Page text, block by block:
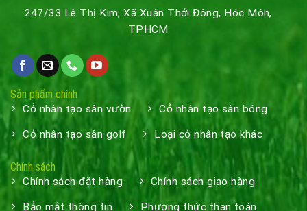
247/33 Lê Thị Kim, Xã Xuân Thới Đông, Hóc Môn,
TPHCM
Sản phẩm chính
Cỏ nhân tạo sân vườn Cỏ nhân tạo sân bóng
Cỏ nhân tạo sân golf Loại cỏ nhân tạo khác
Chính sách
Chính sách đặt hàng Chính sách giao hàng
Bảo mật thông tin Phương thức than toán